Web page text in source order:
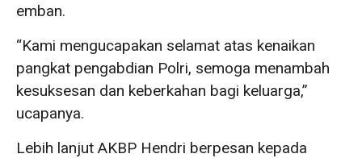
emban.
“Kami mengucapakan selamat atas kenaikan
pangkat pengabdian Polri, semoga menambah
kesuksesan dan keberkahan bagi keluarga,”
ucapanya.
Lebih lanjut AKBP Hendri berpesan kepada